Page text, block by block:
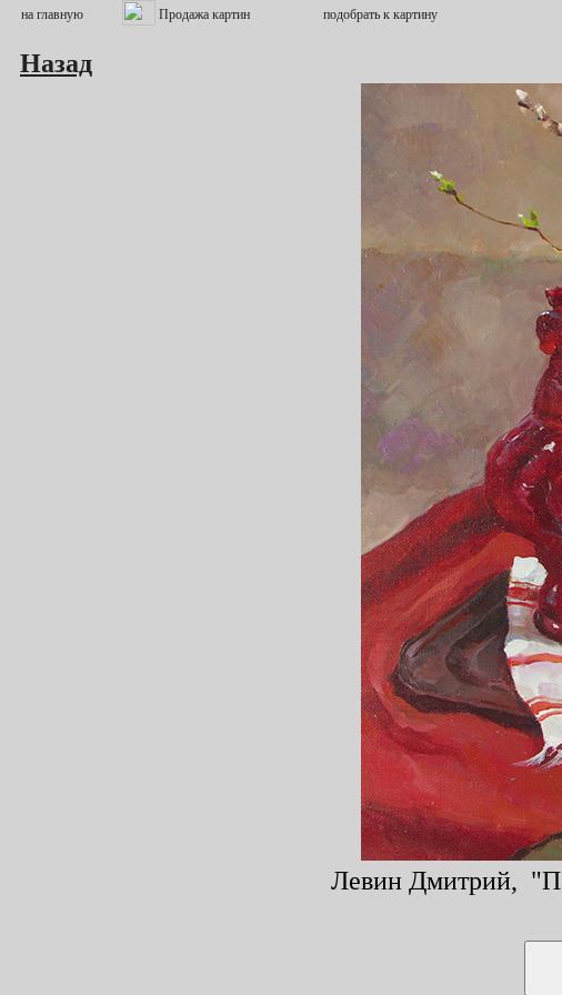
Назад
Левин Дмитрий,